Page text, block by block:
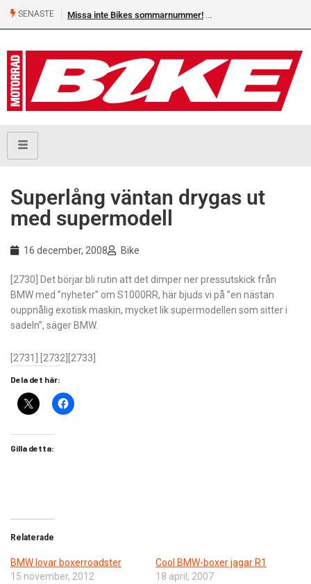
SENASTE Missa inte Bikes sommarnummer!
Superlång väntan drygas ut
med supermodell
16 december, 2008 Bike
[2730] Det börjar bli rutin att det dimper ner pressutskick från
BMW med ”nyheter” om S1000RR, här bjuds vi på ”en nästan
ouppnålig exotisk maskin, mycket lik supermodellen som sitter i
sadeln”, säger BMW.
[2731] [2732][2733]
Dela det här:
Gilla detta:
Relaterade
BMW lovar boxerroadster
15 november, 2012
Cool BMW-boxer jagar R1
18 april, 2007